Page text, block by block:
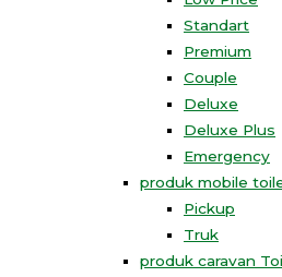
Standart
Premium
Couple
Deluxe
Deluxe Plus
Emergency
produk mobile
Pickup
Truk
produk caravan